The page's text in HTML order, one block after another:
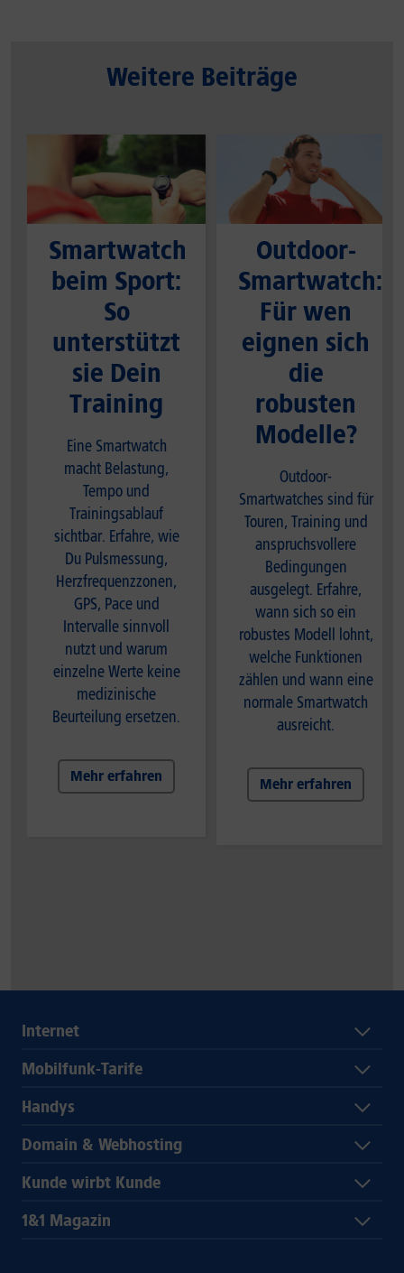
Weitere Beiträge
Smartwatch
beim Sport:
So
unterstützt
sie Dein
Training
Eine Smartwatch
macht Belastung,
Tempo und
Trainingsablauf
sichtbar. Erfahre, wie
Du Pulsmessung,
Herzfrequenzzonen,
GPS, Pace und
Intervalle sinnvoll
nutzt und warum
einzelne Werte keine
medizinische
Beurteilung ersetzen.
Mehr erfahren
Outdoor-
Smartwatch:
Für wen
eignen sich
die
robusten
Modelle?
Outdoor-
Smartwatches sind für
Touren, Training und
anspruchsvollere
Bedingungen
ausgelegt. Erfahre,
wann sich so ein
robustes Modell lohnt,
welche Funktionen
zählen und wann eine
normale Smartwatch
ausreicht.
Mehr erfahren
Internet
Mobilfunk-Tarife
Handys
Domain & Webhosting
Kunde wirbt Kunde
1&1 Magazin